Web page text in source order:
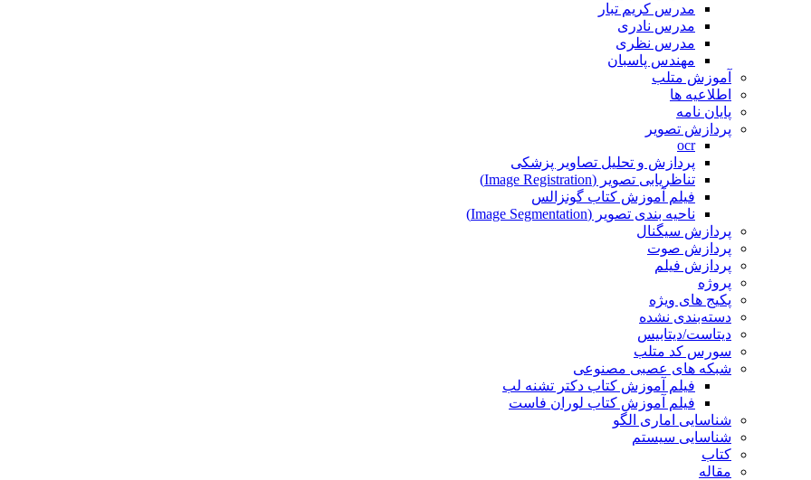
مدرس کریم تبار
مدرس نادری
مدرس نظری
مهندس پاسبان
آموزش متلب
اطلاعیه ها
پایان نامه
پردازش تصویر
ocr
پردازش و تحلیل تصاویر پزشکی
تناظریابی تصویر (Image Registration)
فیلم آموزش کتاب گونزالس
ناحیه بندی تصویر (Image Segmentation)
پردازش سیگنال
پردازش صوت
پردازش فیلم
پروژه
پکیج های ویژه
دسته‌بندی نشده
دیتاست/دیتابیس
سورس کد متلب
شبکه های عصبی مصنوعی
فیلم آموزش کتاب دکتر تشنه لب
فیلم آموزش کتاب لوران فاست
شناسایی اماری الگو
شناسایی سیستم
کتاب
مقاله